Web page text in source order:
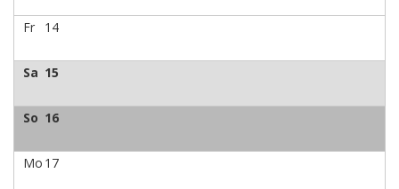
Fr 14
Sa 15
So 16
Mo 17